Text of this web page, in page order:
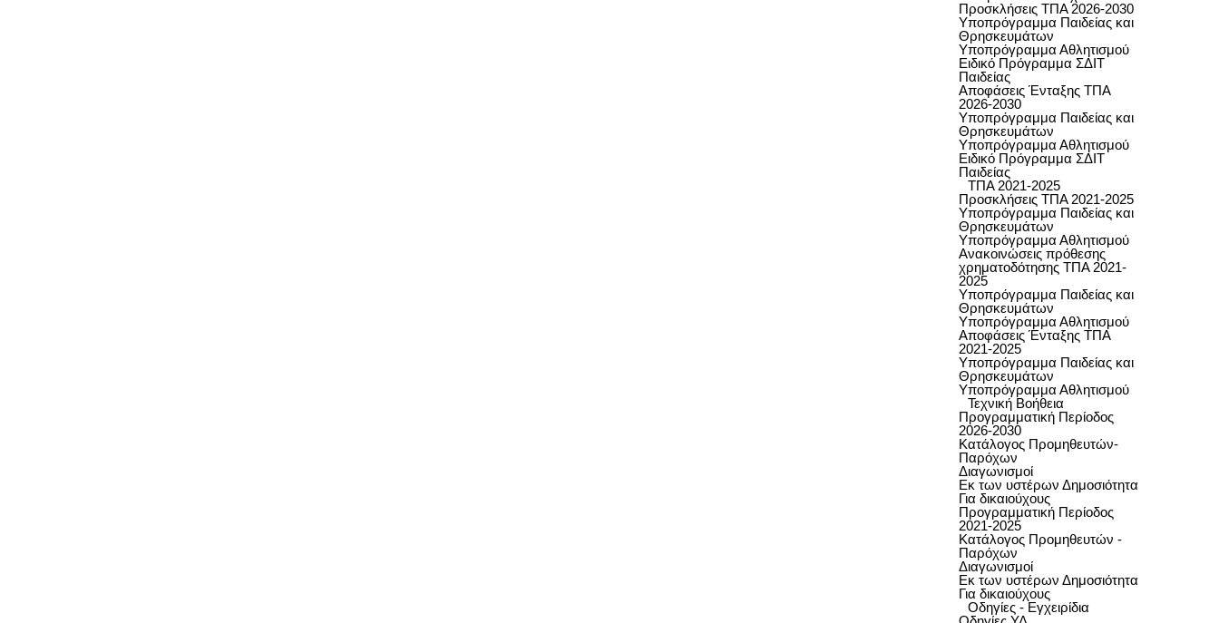
Προσκλήσεις ΤΠΑ 2026-2030
Υποπρόγραμμα Παιδείας και
Θρησκευμάτων
Υποπρόγραμμα Αθλητισμού
Ειδικό Πρόγραμμα ΣΔΙΤ
Παιδείας
Αποφάσεις Ένταξης ΤΠΑ
2026-2030
Υποπρόγραμμα Παιδείας και
Θρησκευμάτων
Υποπρόγραμμα Αθλητισμού
Ειδικό Πρόγραμμα ΣΔΙΤ
Παιδείας
ΤΠΑ 2021-2025
Προσκλήσεις ΤΠΑ 2021-2025
Υποπρόγραμμα Παιδείας και
Θρησκευμάτων
Υποπρόγραμμα Αθλητισμού
Ανακοινώσεις πρόθεσης
χρηματοδότησης ΤΠΑ 2021-
2025
Υποπρόγραμμα Παιδείας και
Θρησκευμάτων
Υποπρόγραμμα Αθλητισμού
Αποφάσεις Ένταξης ΤΠΑ
2021-2025
Υποπρόγραμμα Παιδείας και
Θρησκευμάτων
Υποπρόγραμμα Αθλητισμού
Τεχνική Βοήθεια
Προγραμματική Περίοδος
2026-2030
Κατάλογος Προμηθευτών-
Παρόχων
Διαγωνισμοί
Εκ των υστέρων Δημοσιότητα
Για δικαιούχους
Προγραμματική Περίοδος
2021-2025
Κατάλογος Προμηθευτών -
Παρόχων
Διαγωνισμοί
Εκ των υστέρων Δημοσιότητα
Για δικαιούχους
Οδηγίες - Εγχειρίδια